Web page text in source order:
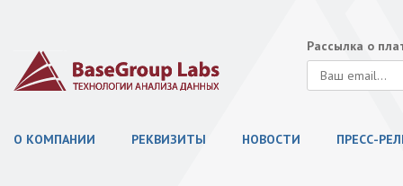
Рассылка о
О КОМПАНИИ РЕКВИЗИТЫ НОВОСТИ ПРЕСС-